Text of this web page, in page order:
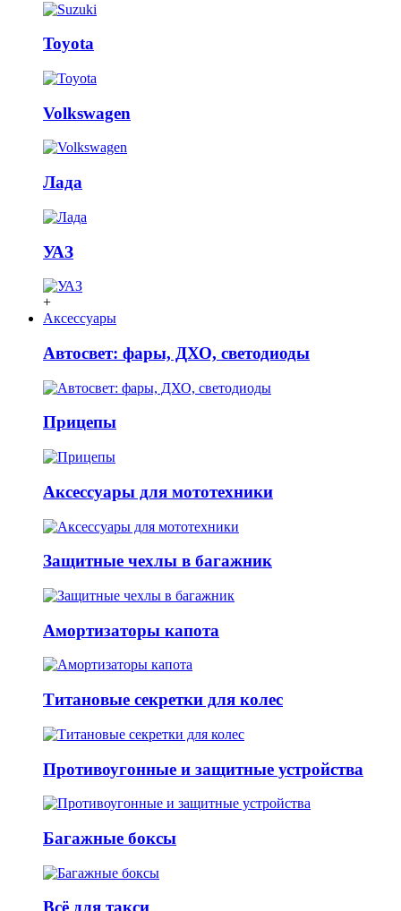
Toyota
Volkswagen
Лада
УАЗ
+
Аксессуары
Автосвет: фары, ДХО, светодиоды
Прицепы
Аксессуары для мототехники
Защитные чехлы в багажник
Амортизаторы капота
Титановые секретки для колес
Противоугонные и защитные устройства
Багажные боксы